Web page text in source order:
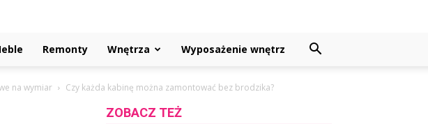
Remonty Wnętrza Wyposażenie wnętrz
na wymiar Czy każda kabinę można zamontować bez brodzika?
ZOBACZ TEŻ